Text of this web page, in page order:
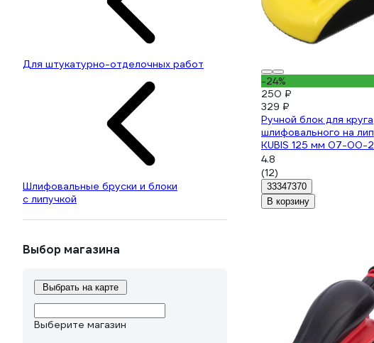
Для штукатурно-отделочных работ
Шлифовальные бруски и блоки
с липучкой
Выбор магазина
Выбрать на карте
Выберите магазин
-24%
250 ₽
329 ₽
Ручной блок для круга
шлифовального на
KUBIS 125 мм 07-00-
4.8
(12)
33347370
В корзину